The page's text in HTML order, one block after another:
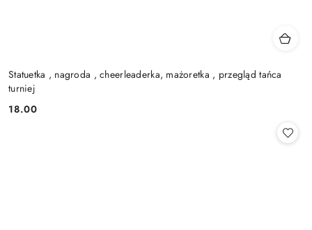
Statuetka , nagroda , cheerleaderka, mażoretka , przegląd tańca
turniej
Cena:
18.00